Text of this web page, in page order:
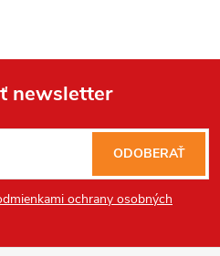
newsletter
ochrany osobných
ODOBERAŤ